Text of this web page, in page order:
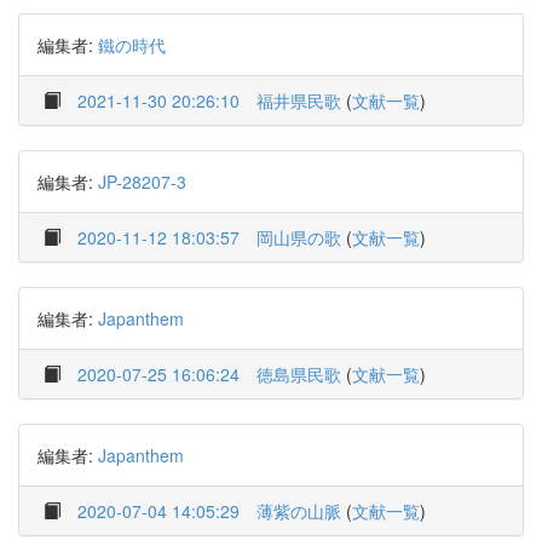
編集者: 鐵の時代
2021-11-30 20:26:10 福井県民歌 (文献一覧)
編集者: JP-28207-3
2020-11-12 18:03:57 岡山県の歌 (文献一覧)
編集者: Japanthem
2020-07-25 16:06:24 徳島県民歌 (文献一覧)
編集者: Japanthem
2020-07-04 14:05:29 薄紫の山脈 (文献一覧)